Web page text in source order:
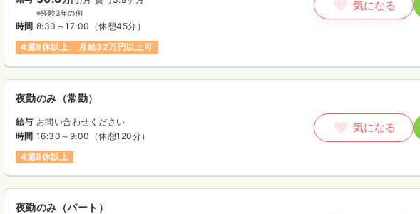
※経験3年の例
時間 8:30～17:00 （休憩45分）
4週8休以上
月給32万円以上可
気になる
夜勤のみ（常勤）
給与 お問い合わせください
時間 16:30～9:00 （休憩120分）
4週8休以上
気になる
夜勤のみ（パート）